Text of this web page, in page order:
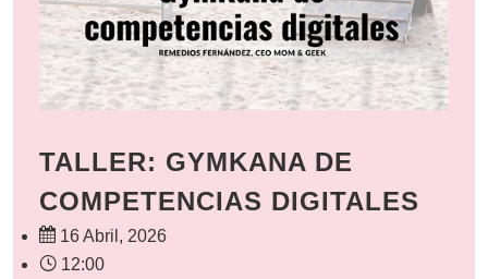
TALLER: GYMKANA DE
COMPETENCIAS DIGITALES
16 Abril, 2026
12:00